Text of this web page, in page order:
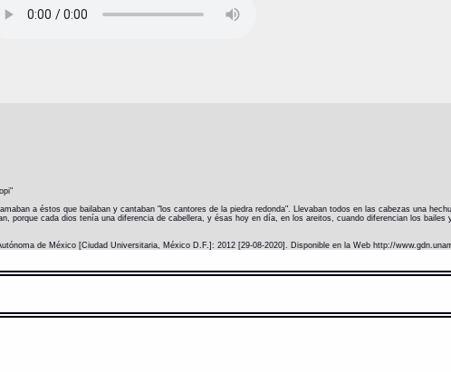
a éstos que bailaban y cantaban "los cantores de la piedra redonda". Llevaban todos en las cabezas una
porque cada dios tenía una diferencia de cabellera, y ésas hoy en día, en los areitos, cuando diferencian los
de México [Ciudad Universitaria, México D.F.]: 2012 [29-08-2020]. Disponible en la Web http://